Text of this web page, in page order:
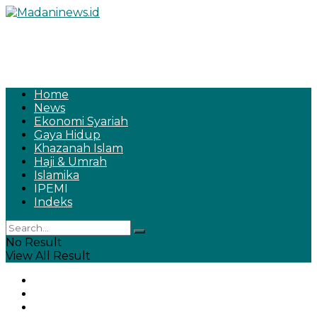
Home
News
Ekonomi Syariah
Gaya Hidup
Khazanah Islam
Haji & Umrah
Islamika
IPEMI
Indeks
No Result
View All Result